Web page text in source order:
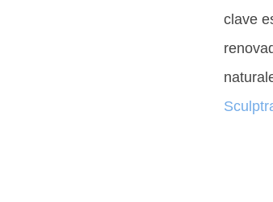
clave